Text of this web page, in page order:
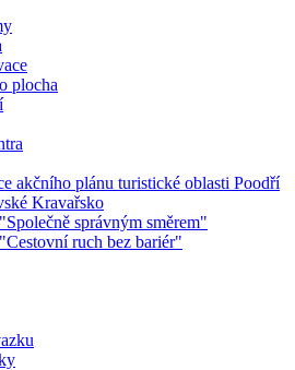
plocha
akčního plánu turistické oblasti Poodří
Kravařsko
správným směrem"
ruch bez bariér"